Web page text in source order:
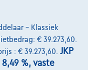
– Klassiek
€ 39.273,60.
: € 39.273,60. JKP
%, vaste